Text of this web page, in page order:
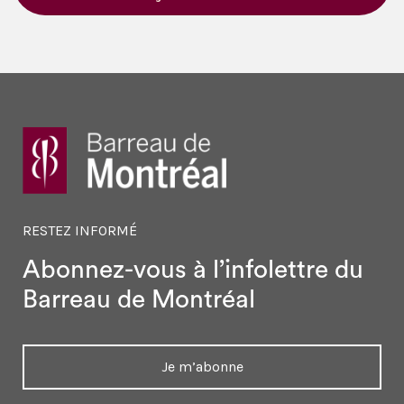
RESTEZ INFORMÉ
Abonnez-vous à l’infolettre du
Barreau de Montréal
Je m’abonne